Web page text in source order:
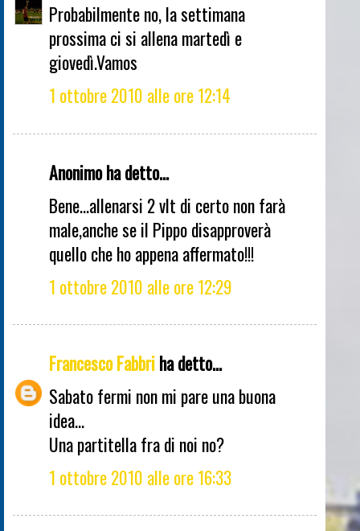
Probabilmente no, la settimana
prossima ci si allena martedì e
giovedì.Vamos
1 ottobre 2010 alle ore 12:14
Anonimo ha detto...
Bene...allenarsi 2 vlt di certo non farà
male,anche se il Pippo disapproverà
quello che ho appena affermato!!!
1 ottobre 2010 alle ore 12:29
Francesco Fabbriha detto...
Sabato fermi non mi pare una buona
idea...
Una partitella fra di noi no?
1 ottobre 2010 alle ore 16:33